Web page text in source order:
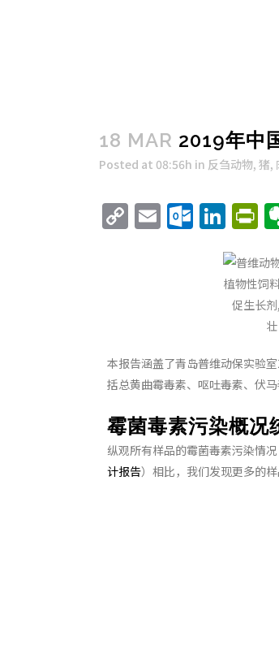
18 MAR 2019年中
Posted at 08:56h in 反刍动物, 猪,
CopyEmail
本报告涵盖了青岛普维动保实验
括总黄曲霉毒素、呕吐毒素、伏
霉菌毒素污染概况
纵观所有样品的霉菌毒素污染情
计报告）相比，我们发现更多的